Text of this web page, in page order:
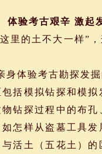
激起发现
的土不大一样”
体验考古勘探发
括模拟钻探和模
钻探过程中的布
怎样从盗墓工具
活土（五花土）